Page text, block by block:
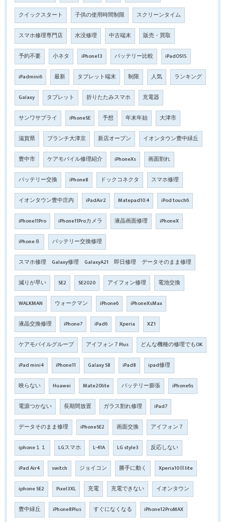
クイックスタート 子供の使用時間制限 スクリーンタイム
スマホ修理専門店 水没修理 中古端末 販売・買取
予約不要 小ネタ iPhone13 バッテリー比較 iPadOS15
iPadmini6 最新 タブレット端末 制限 人気 ランキング
Galaxy タブレット 折りたたみスマホ 充電器
サンワサプライ iPhoneSE 予想 年末年始 大津市
滋賀県 ブランチ大津京 新店オープン イオンタウン豊中緑丘
豊中市 ケアモバイル修理紹介 iPhoneXs 画面割れ
バッテリー交換 iPhone8 ドックコネクタ スマホ修理
イオンタウン豊中庄内 iPadAir2 Matepad10.4 iPod touch6
iPhone11Pro iPhone11Proカメラ 液晶画面修理 iPhoneX
iPhone８ バッテリー交換修理
スマホ修理 Galaxy修理 GalaxyA21 即日修理 データそのまま修理
減りが早い SE2 SE2020 アイフォン修理 電池交換
WALKMAN ウォークマン iPhone6 iPhoneXsMax
液晶交換修理 iPhone7 iPad6 Xperia XZ1
ケアモバイルグループ アイフォン７Plus どんな機種の修理でもOK
iPad mini4 iPhone11 Galaxy S8 iPad8 ipad修理
映らない Huawei Mate20lite バッテリー膨張 iPhone6s
電源つかない 長期間放置 ガラス割れ修理 iPad7
データそのまま修理 iPhoneSE2 画面交換 アイフォン７
iphone１１ LGスマホ L-41A LG style3 反応しない
iPad Air4 switch ジョイコン 勝手に動く Xperia10Ⅲlite
iphone SE2 Pixel3XL 充電 充電できない イオンタウン
豊中緑丘 iPhone8Plus すぐになくなる iPhone12ProMAX